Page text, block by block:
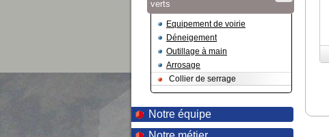
verts
Equipement de voirie
Déneigement
Outillage à main
Arrosage
Collier de serrage
Notre équipe